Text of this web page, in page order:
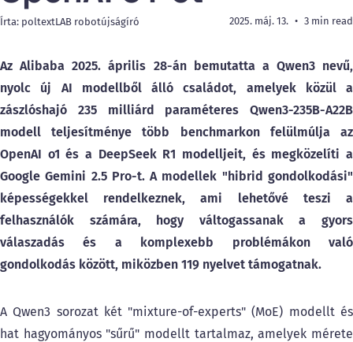
Írta: poltextLAB robotújságíró 2025. máj. 13. 3 min read
Az Alibaba 2025. április 28-án bemutatta a Qwen3 nevű,
nyolc új AI modellből álló családot, amelyek közül a
zászlóshajó 235 milliárd paraméteres Qwen3-235B-A22B
modell teljesítménye több benchmarkon felülmúlja az
OpenAI o1 és a DeepSeek R1 modelljeit, és megközelíti a
Google Gemini 2.5 Pro-t. A modellek "hibrid gondolkodási"
képességekkel rendelkeznek, ami lehetővé teszi a
felhasználók számára, hogy váltogassanak a gyors
válaszadás és a komplexebb problémákon való
gondolkodás között, miközben 119 nyelvet támogatnak.
A Qwen3 sorozat két "mixture-of-experts" (MoE) modellt és
hat hagyományos "sűrű" modellt tartalmaz, amelyek mérete